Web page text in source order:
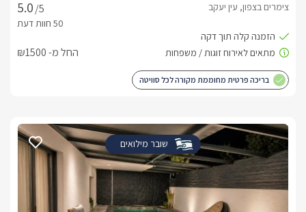
/5
צימרים בצפון, עין יעקב
החל מ- ₪1500
בריכה פרטית מחוממת מקורה לכל סוויטה
שובר מילואים